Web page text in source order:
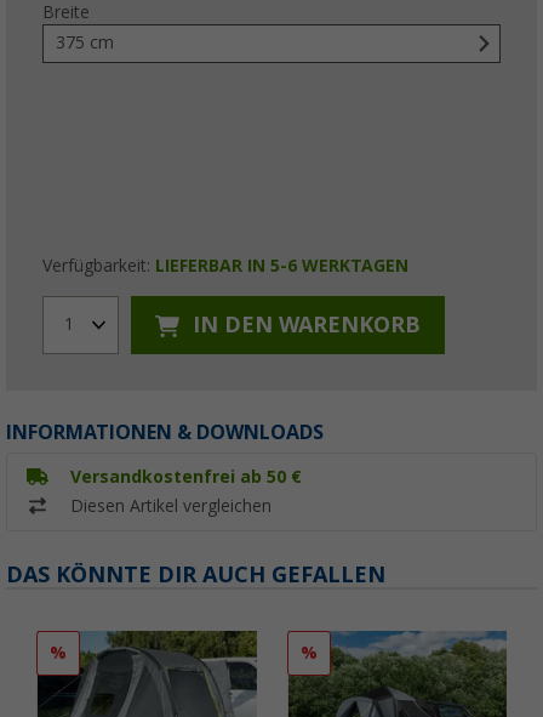
Breite
375 cm
Verfügbarkeit: LIEFERBAR IN 5-6 WERKTAGEN
1 IN DEN WARENKORB
INFORMATIONEN & DOWNLOADS
Versandkostenfrei ab 50 €
Diesen Artikel vergleichen
DAS KÖNNTE DIR AUCH GEFALLEN
% %